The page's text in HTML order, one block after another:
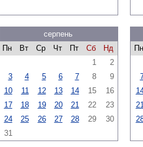
серпень
Пн
Вт Ср Чт Пт Сб
Нд
1
2
3
4 5 6 7 8
9
10
11 12 13 14 15
16
17
18 19 20 21 22
23
24
25 26 27 28 29
30
31
Пн
21